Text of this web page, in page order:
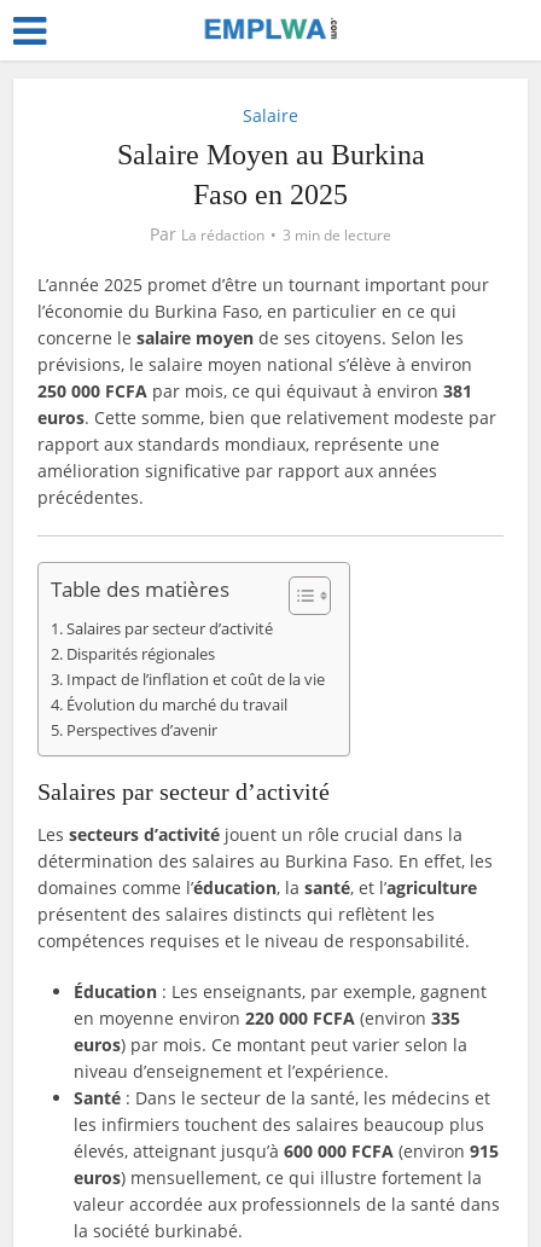
Salaire
Salaire Moyen au Burkina
Faso en 2025
Par La rédaction 3 min de lecture
L’année 2025 promet d’être un tournant important pour
l’économie du Burkina Faso, en particulier en ce qui
concerne lesalaire moyen de ses citoyens. Selon les
prévisions, le salaire moyen national s’élève à environ
250 000 FCFA par mois, ce qui équivaut à environ381
euros. Cette somme, bien que relativement modeste par
rapport aux standards mondiaux, représente une
amélioration significative par rapport aux années
précédentes.
Table des matières
Salaires par secteur d’activité
Disparités régionales
Impact de l’inflation et coût de la vie
Évolution du marché du travail
Perspectives d’avenir
Salaires par secteur d’activité
Lessecteurs d’activité jouent un rôle crucial dans la
détermination des salaires au Burkina Faso. En effet, les
domaines comme l’éducation, lasanté, et l’agriculture
présentent des salaires distincts qui reflètent les
compétences requises et le niveau de responsabilité.
Éducation : Les enseignants, par exemple, gagnent
en moyenne environ220 000 FCFA (environ335
euros) par mois. Ce montant peut varier selon la
niveau d’enseignement et l’expérience.
Santé : Dans le secteur de la santé, les médecins et
les infirmiers touchent des salaires beaucoup plus
élevés, atteignant jusqu’à600 000 FCFA (environ915
euros) mensuellement, ce qui illustre fortement la
valeur accordée aux professionnels de la santé dans
la société burkinabé.